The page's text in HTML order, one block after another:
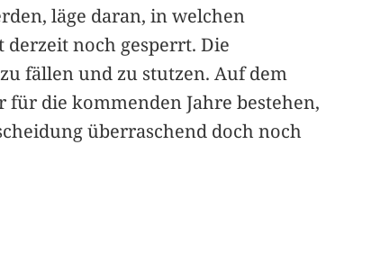
läge daran, in welchen
noch gesperrt. Die
fällen und zu stutzen. Auf dem
die kommenden Jahre bestehen,
überraschend doch noch